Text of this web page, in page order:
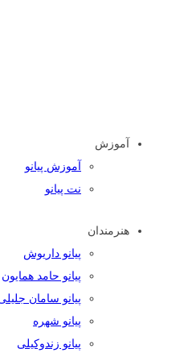
آموزش
آموزش پیانو
نت پیانو
هنرمندان
پیانو داریوش
پیانو حامد همایون
پیانو سامان
پیانو شهره
پیانو زندوکیلی